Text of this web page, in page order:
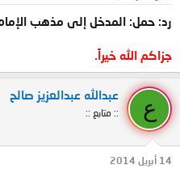
رد: حمل: المدخل إلى مذهب
جزاكم الله خيراً.
ع
عبدالله عبدالعزيز صالح
:: متابع ::
14 أبريل 2014